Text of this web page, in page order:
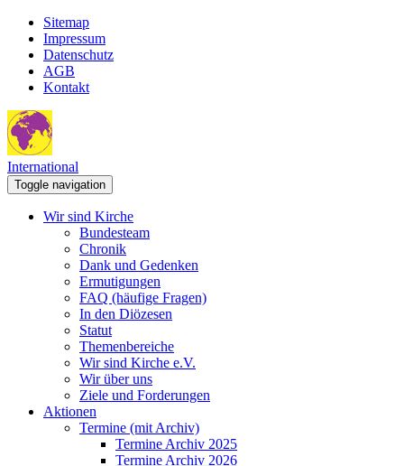
Sitemap
Impressum
Datenschutz
AGB
Kontakt
International
Toggle navigation
Wir sind Kirche
Bundesteam
Chronik
Dank und Gedenken
Ermutigungen
FAQ (häufige Fragen)
In den Diözesen
Statut
Themenbereiche
Wir sind Kirche e.V.
Wir über uns
Ziele und Forderungen
Aktionen
Termine (mit Archiv)
Termine Archiv 2025
Termine Archiv 2026